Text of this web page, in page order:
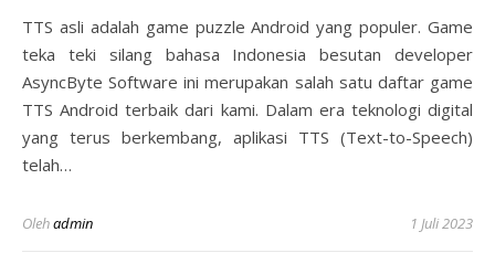
TTS asli adalah game puzzle Android yang populer. Game
teka teki silang bahasa Indonesia besutan developer
AsyncByte Software ini merupakan salah satu daftar game
TTS Android terbaik dari kami. Dalam era teknologi digital
yang terus berkembang, aplikasi TTS (Text-to-Speech)
telah…
Olehadmin 1 Juli 2023